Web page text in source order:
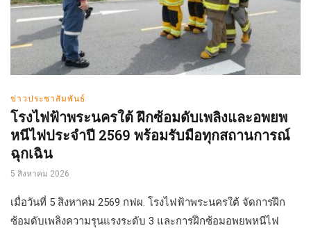
ข่าวประชาสัมพันธ์
โรงไฟฟ้าพระนครใต้ ฝึกซ้อมดับเพลิงและอพยพ
หนีไฟประจำปี 2569 พร้อมรับมือทุกสถานการณ์
ฉุกเฉิน
5 สิงหาคม 2026
เมื่อวันที่ 5 สิงหาคม 2569 กฟผ. โรงไฟฟ้าพระนครใต้ จัดการฝึก
ซ้อมดับเพลิงความรุนแรงระดับ 3 และการฝึกซ้อมอพยพหนีไฟ